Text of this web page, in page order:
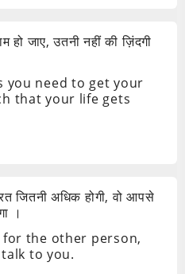
जाए, उतनी नहीं की ज़िंदगी
you need to get your
that your life gets
जितनी अधिक होगी, वो आपसे
।
the other person,
to you.